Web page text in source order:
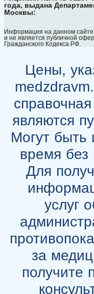
года, выдана
Москвы:
Информация на данном сайте
и не является публичной
Гражданского Кодекса РФ.
Цены,
являются
Могут
время без
Для
услуг
за
получите